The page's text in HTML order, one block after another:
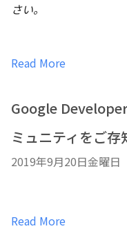
さい。
Read More
Google
ミュニティをご存
2019年9月20日金曜日
Read More